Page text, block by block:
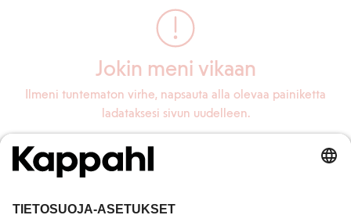
Jokin meni vikaan
Ilmeni tuntematon virhe, napsauta alla olevaa painiketta
ladataksesi sivun uudelleen.
Lataa sivu uudelleen